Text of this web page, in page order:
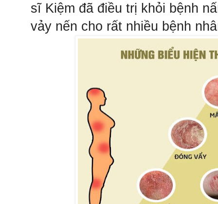
sĩ Kiệm đã điều trị khỏi bệnh
vảy nến cho rất nhiều bệnh